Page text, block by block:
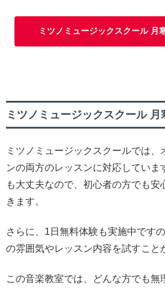
ミツノミュージックスクール 月
ミツノミュージックスクール
ミツノミュージックスクールでは、
ンの両方のレッスンに対応していま
も大丈夫なので、初心者の方でも安
きます。
さらに、1日無料体験も実施中です
の雰囲気やレッスン内容を試すこと
この音楽教室では、どんな方でも無